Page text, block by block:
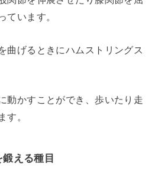
ています。
曲げるときにハムストリングス
動かすことができ、歩いたり走
す。
える種目